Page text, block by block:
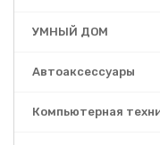
УМНЫЙ ДОМ
Автоаксессуары
Компьютерная